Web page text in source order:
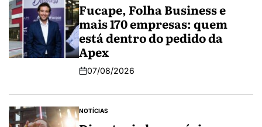
Fucape, Folha Business e
mais 170 empresas: quem
está dentro do pedido da
Apex
07/08/2026
NOTÍCIAS